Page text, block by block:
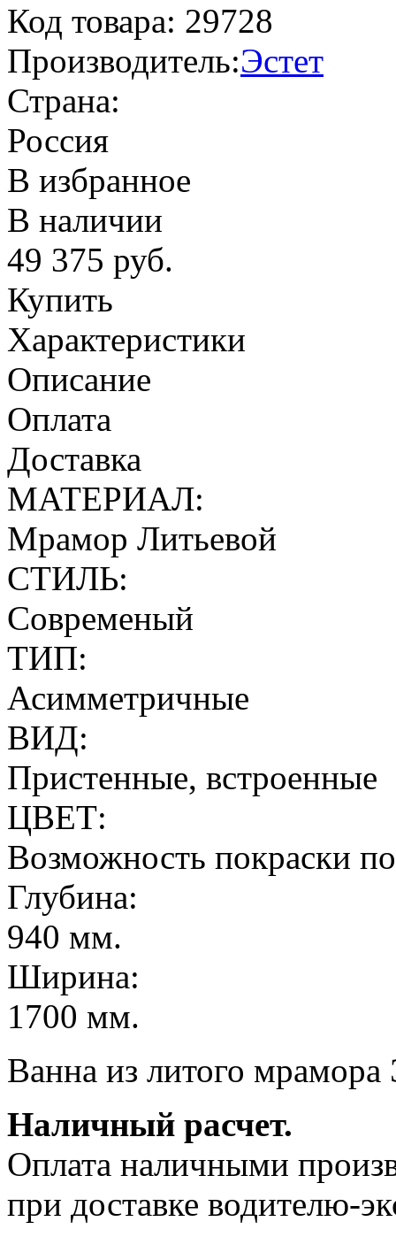
Код товара: 29728
Производитель:Эстет
Страна:
Россия
В избранное
В наличии
49 375 руб.
Купить
Характеристики
Описание
Оплата
Доставка
МАТЕРИАЛ:
Мрамор Литьевой
СТИЛЬ:
Современый
ТИП:
Асимметричные
ВИД:
Пристенные, встроенные
ЦВЕТ:
Возможность покраски
Глубина:
940 мм.
Ширина:
1700 мм.
Ванна из литого мрамора
Наличный расчет.
Оплата наличными
при доставке водителю-